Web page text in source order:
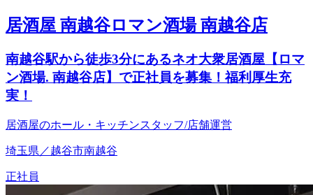
居酒屋 南越谷ロマン酒場 南越谷店
南越谷駅から徒歩3分にあるネオ大衆居酒屋【ロマ
ン酒場. 南越谷店】で正社員を募集！福利厚生充
実！
居酒屋のホール・キッチンスタッフ/店舗運営
埼玉県／越谷市南越谷
正社員